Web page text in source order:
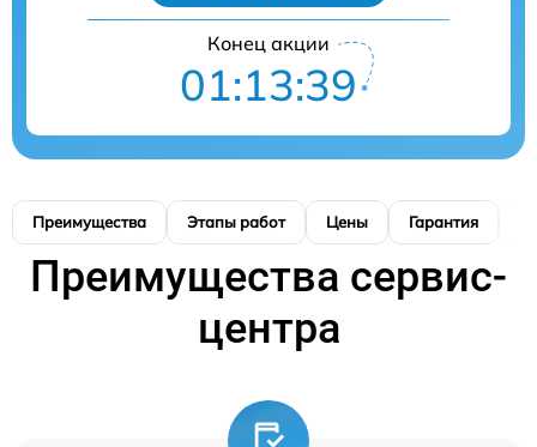
Конец акции
01:13:38
Преимущества Этапы работ Цены Гарантия
Преимущества сервис-
центра